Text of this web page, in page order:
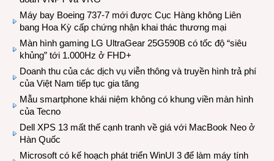
Máy bay Boeing 737-7 mới được Cục Hàng không Liên
bang Hoa Kỳ cấp chứng nhận khai thác thương mại
Màn hình gaming LG UltraGear 25G590B có tốc độ “siêu
khủng” tới 1.000Hz ở FHD+
Doanh thu của các dịch vụ viễn thông và truyền hình trả phí
của Việt Nam tiếp tục gia tăng
Mẫu smartphone khái niệm không có khung viền màn hình
của Tecno
Dell XPS 13 mất thế cạnh tranh về giá với MacBook Neo ở
Hàn Quốc
Microsoft có kế hoạch phát triển WinUI 3 để làm máy tính